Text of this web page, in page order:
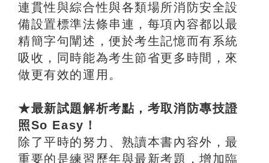
連貫性與綜合性與各類場所消防安全設
備設置標準法條串連，每項內容都以最
精簡字句闡述，便於考生記憶而有系統
吸收，同時能為考生節省更多時間，來
做更有效的運用。
★最新試題解析考點，考取消防專技證
照So Easy！
除了平時的努力、熟讀本書內容外，最
重要的是練習歷年與最新考題，增加臨